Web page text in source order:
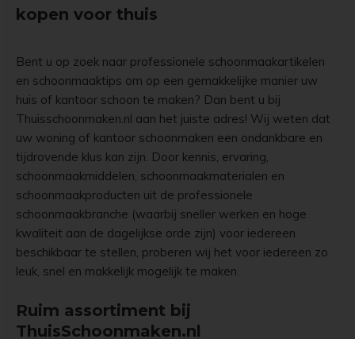
kopen voor thuis
Bent u op zoek naar professionele schoonmaakartikelen
en schoonmaaktips om op een gemakkelijke manier uw
huis of kantoor schoon te maken? Dan bent u bij
Thuisschoonmaken.nl aan het juiste adres! Wij weten dat
uw woning of kantoor schoonmaken een ondankbare en
tijdrovende klus kan zijn. Door kennis, ervaring,
schoonmaakmiddelen, schoonmaakmaterialen en
schoonmaakproducten uit de professionele
schoonmaakbranche (waarbij sneller werken en hoge
kwaliteit aan de dagelijkse orde zijn) voor iedereen
beschikbaar te stellen, proberen wij het voor iedereen zo
leuk, snel en makkelijk mogelijk te maken.
Ruim assortiment bij
ThuisSchoonmaken.nl